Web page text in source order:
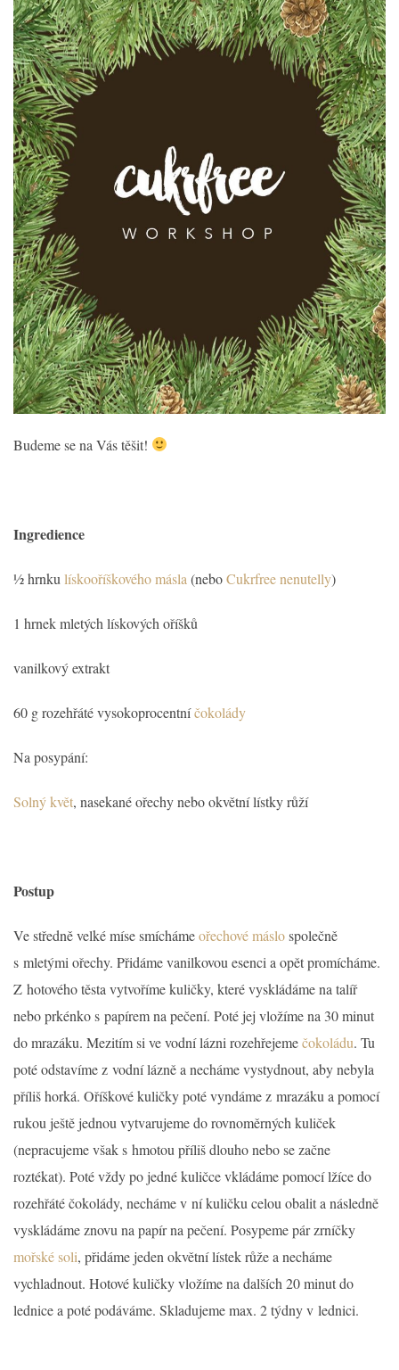
Budeme se na Vás těšit!
Ingredience
½ hrnku lískooříškového másla (neboCukrfree nenutelly)
1 hrnek mletých lískových oříšků
vanilkový extrakt
60 g rozehřáté vysokoprocentníčokolády
Na posypání:
Solný květ, nasekané ořechy nebo okvětní lístky růží
Postup
Ve středně velké míse smíchámeořechové máslospolečně
s mletými ořechy. Přidáme vanilkovou esenci a opět promícháme.
Z hotového těsta vytvoříme kuličky, které vyskládáme na talíř
nebo prkénko s papírem na pečení. Poté jej vložíme na 30 minut
do mrazáku. Mezitím si ve vodní lázni rozehřejemečokoládu. Tu
poté odstavíme z vodní lázně a necháme vystydnout, aby nebyla
příliš horká. Oříškové kuličky poté vyndáme z mrazáku a pomocí
rukou ještě jednou vytvarujeme do rovnoměrných kuliček
(nepracujeme však s hmotou příliš dlouho nebo se začne
roztékat). Poté vždy po jedné kuličce vkládáme pomocí lžíce do
rozehřáté čokolády, necháme v ní kuličku celou obalit a následně
vyskládáme znovu na papír na pečení. Posypeme pár zrníčky
mořské soli, přidáme jeden okvětní lístek růže a necháme
vychladnout. Hotové kuličky vložíme na dalších 20 minut do
lednice a poté podáváme. Skladujeme max. 2 týdny v lednici.